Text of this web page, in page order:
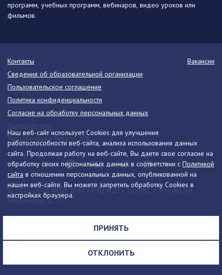
Наш веб-сайт использует Cookies для улучшения
работоспособности веб-сайта, анализа использования данных
сайта. Продолжая работу на веб-сайте, Вы даете свое согласие на
обработку своих персональных данных в соответствии с Политикой
сайта в отношении персональных данных, опубликованной на
нашем веб-сайте. Вы можете запретить обработку Cookies в
настройках браузера.
ПРИНЯТЬ
ОТКЛОНИТЬ
программ, учебных программ, вебинаров, видео уроков или
фильмов.
© 2013-2026 ФГБУ ДПО «УМЦ ЖДТ» 105082, г. Москва, ул.
Бакунинская, д. 71
Телефон:8 (495) 739-00-30 info@umczdt.ru
схема проезда
Контакты
Вакансии
Сведения об образовательной организации
Пользовательское соглашение
Политика конфиденциальности
Согласие на обработку персональных данных
Разработано в Victory